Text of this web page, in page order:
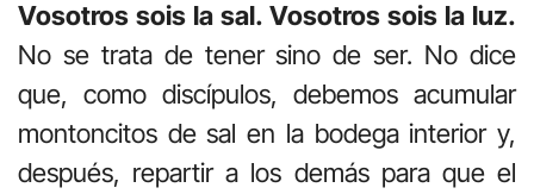
Vosotros sois la sal. Vosotros sois la luz.
No se trata de tener sino de ser. No dice
que, como discípulos, debemos acumular
montoncitos de sal en la bodega interior y,
después, repartir a los demás para que el